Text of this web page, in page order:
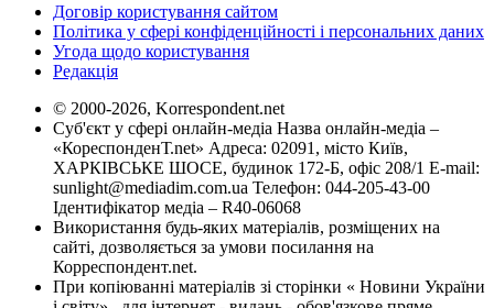
Договір користування сайтом
Політика у сфері конфіденційності і персональних даних
Угода щодо користування
Редакція
© 2000-2026, Korrespondent.net
Суб'єкт у сфері онлайн-медіа Назва онлайн-медіа –
«КореспонденТ.net» Адреса: 02091, місто Київ,
ХАРКІВСЬКЕ ШОСЕ, будинок 172-Б, офіс 208/1 E-mail:
sunlight@mediadim.com.ua Телефон: 044-205-43-00
Ідентифікатор медіа – R40-06068
Використання будь-яких матеріалів, розміщених на
сайті, дозволяється за умови посилання на
Корреспондент.net.
При копіюванні матеріалів зі сторінки « Новини України